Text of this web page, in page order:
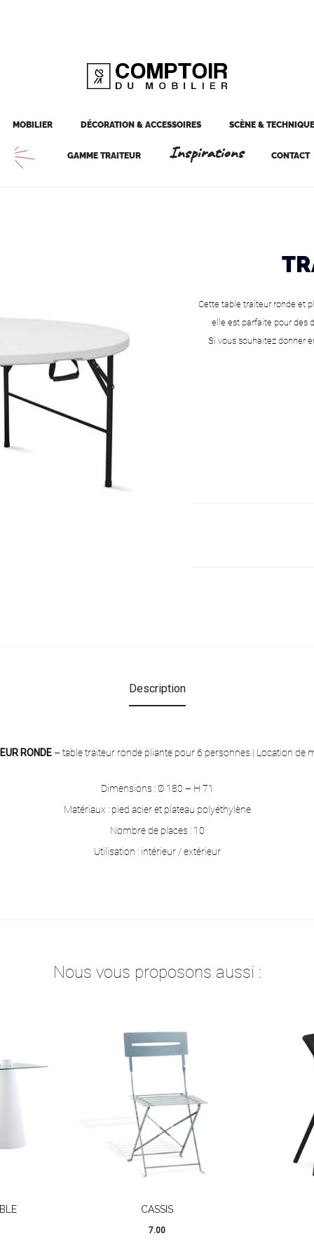
MOBILIER DÉCORATION & ACCESSOIRES SCÈNE & TECHNIQUE
GAMME TRAITEUR Inspirations CONTACT
Cette table traiteur ronde et
elle est parfaite pour des
Si vous souhaitez donner
Description
RONDE– table traiteur ronde pliante pour 6 personnes | Location de
Dimensions : Ø 180 – H 71
Matériaux : pied acier et plateau polyéthylène
Nombre de places : 10
Utilisation : intérieur / extérieur
Nous vous proposons aussi :
CASSIS
7.00